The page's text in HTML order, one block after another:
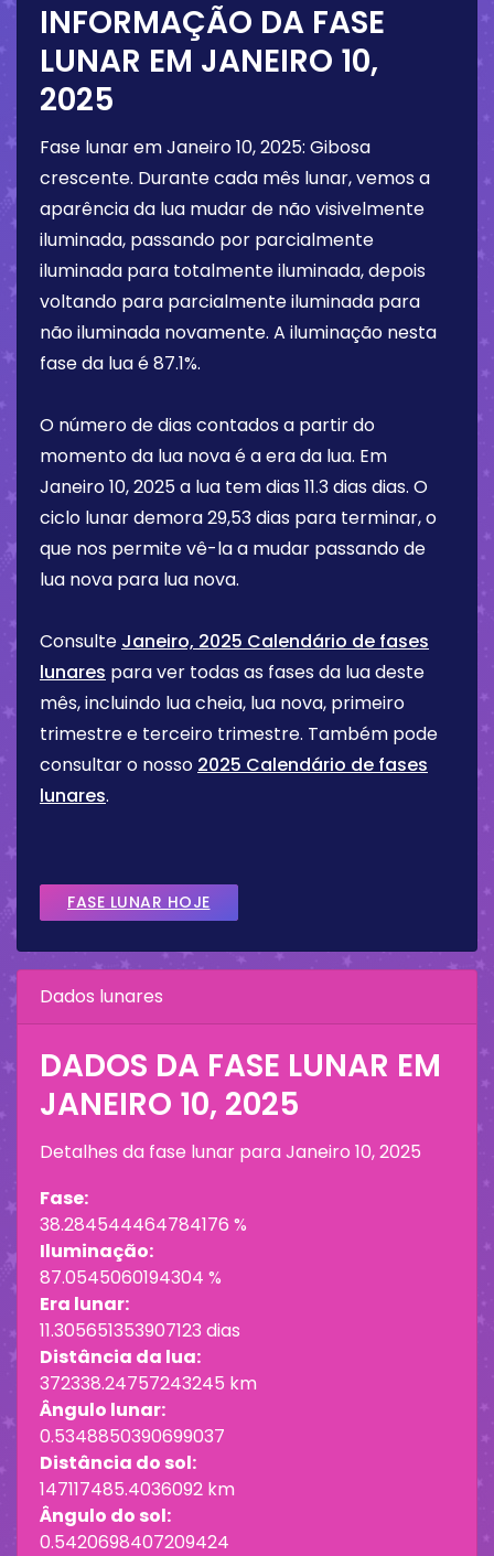
INFORMAÇÃO DA FASE
LUNAR EM JANEIRO 10,
2025
Fase lunar emJaneiro 10, 2025: Gibosa
crescente. Durante cada mês lunar, vemos a
aparência da lua mudar de não visivelmente
iluminada, passando por parcialmente
iluminada para totalmente iluminada, depois
voltando para parcialmente iluminada para
não iluminada novamente. A iluminação nesta
fase da lua é87.1%.
O número de dias contados a partir do
momento da lua nova é a era da lua. Em
Janeiro 10, 2025a lua tem dias 11.3 dias dias. O
ciclo lunar demora 29,53 dias para terminar, o
que nos permite vê-la a mudar passando de
lua nova para lua nova.
Consulte Janeiro, 2025 Calendário de fases
lunares para ver todas as fases da lua deste
mês, incluindo lua cheia, lua nova, primeiro
trimestre e terceiro trimestre. Também pode
consultar o nosso 2025 Calendário de fases
lunares.
FASE LUNAR HOJE
Dados lunares
DADOS DA FASE LUNAR EM
JANEIRO 10, 2025
Detalhes da fase lunar paraJaneiro 10, 2025
Fase:
38.284544464784176 %
Iluminação:
87.0545060194304 %
Era lunar:
11.305651353907123 dias
Distância da lua:
372338.24757243245 km
Ângulo lunar:
0.5348850390699037
Distância do sol:
147117485.4036092 km
Ângulo do sol:
0.5420698407209424